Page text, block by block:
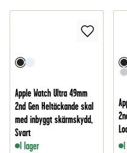
Apple Watch Ultra 49mm
2nd Gen Heltäckande skal
med inbyggt skärmskydd,
Svart
I lager
I